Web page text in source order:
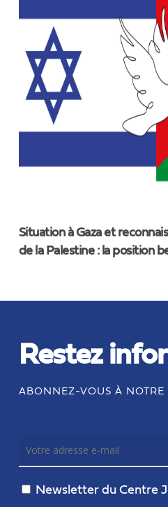
Situation à Gaza et
de la Palestine : la position
Restez
ABONNEZ-VOUS À NOTRE
Newsletter du Centre